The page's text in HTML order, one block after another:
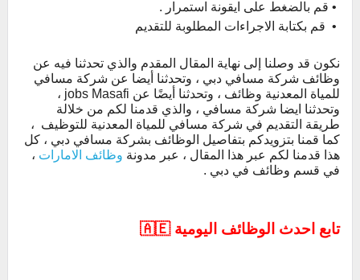
• قم بالضغط على ايقونة استمرار .
• قم بكتابة الاجراءات المطلوبة للتقديم
نكون قد وصلنا إلى نهاية المقال المقدم والذي تحدثنا فيه عن
وظائف شركة مسافي دبي ، وتحدثنا أيضا عن شركة مسافي
للمياة المعدنية وظائف ، وتحدثنا أيضًا عن jobs Masafi ،
وتحدثنا ايضا شركة مسافي ، والذي قدمنا لكم من خلالة
طريقة التقديم في شركة مسافي للمياة المعدنية للتوظيف ،
كما قمنا بتزويدكم بتفاصيل الوظائف بشركة مسافي دبي ، كل
هذا قدمنا لكم عبر هذا المقال ، عبر مدونة وظائف الامارات ،
في قسم وظائف في دبي .
تابع احدث الوظائف اليومية 🇦🇪